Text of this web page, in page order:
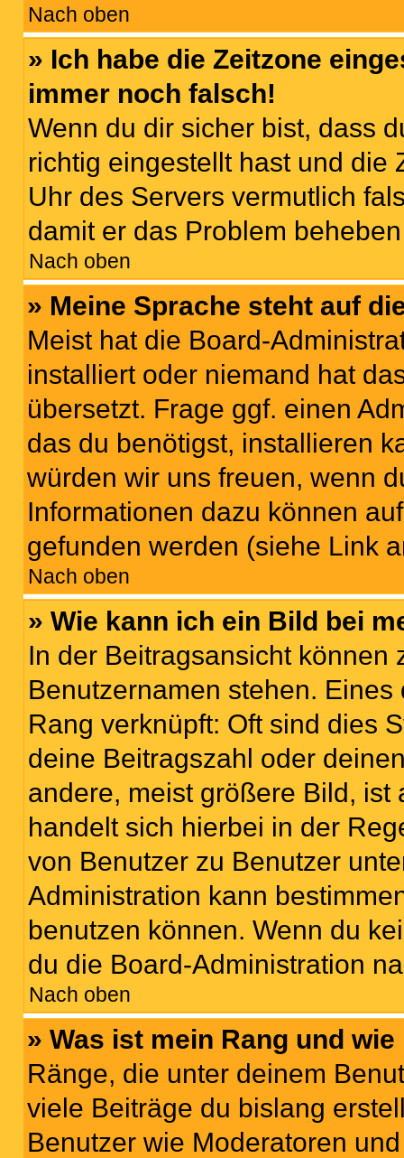
Nach oben
» Ich habe die Zeitzone
immer noch falsch!
Wenn du dir sicher bist, dass
richtig eingestellt hast und die
Uhr des Servers vermutlich
damit er das Problem
Nach oben
» Meine Sprache steht auf
Meist hat die Board-
installiert oder niemand hat
übersetzt. Frage ggf. einen
das du benötigst, installieren
würden wir uns freuen, wenn
Informationen dazu können
gefunden werden (siehe Link
Nach oben
» Wie kann ich ein Bild bei
In der Beitragsansicht können
Benutzernamen stehen.
Rang verknüpft: Oft sind dies
deine Beitragszahl oder
andere, meist größere Bild, ist
handelt sich hierbei in der
von Benutzer zu Benutzer
Administration kann
benutzen können. Wenn du
du die Board-Administration
Nach oben
» Was ist mein Rang und
Ränge, die unter deinem
viele Beiträge du bislang
Benutzer wie Moderatoren